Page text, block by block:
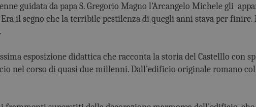
guidata da papa S. Gregorio Magno l'Arcangelo Michele gli
il segno che la terribile pestilenza di quegli anni stava per
esposizione didattica che racconta la storia del Castelllo con
nel corso di quasi due millenni. Dall’edificio originale romano